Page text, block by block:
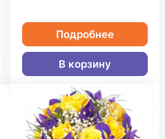
Подробнее
В корзину